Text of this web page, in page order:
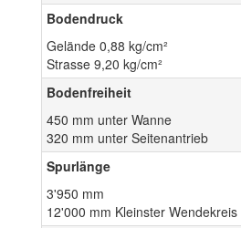
Bodendruck
Gelände 0,88 kg/cm²
Strasse 9,20 kg/cm²
Bodenfreiheit
450 mm unter Wanne
320 mm unter Seitenantrieb
Spurlänge
3'950 mm
12'000 mm Kleinster Wendekreis